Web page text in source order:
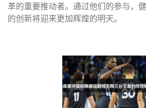
革的重要推动者。通过他们的参与，
的创新将迎来更加辉煌的明天。